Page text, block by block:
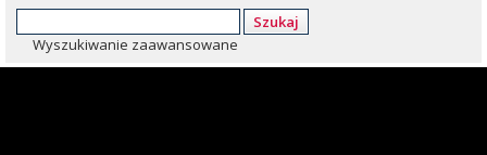
Szukaj
Wyszukiwanie zaawansowane